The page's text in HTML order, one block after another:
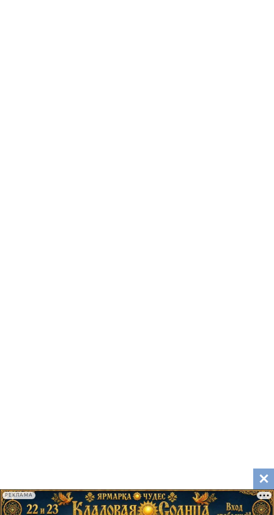
РЕКЛАМА